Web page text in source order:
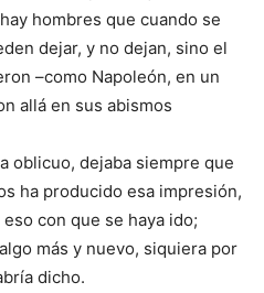
hombres que cuando se
dejar, y no dejan, sino el
–como Napoleón, en un
allá en sus abismos
oblicuo, dejaba siempre que
ha producido esa impresión,
con que se haya ido;
más y nuevo, siquiera por
dicho.